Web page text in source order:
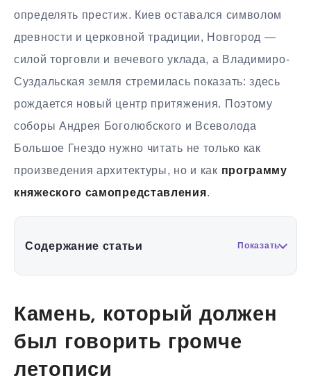
определять престиж. Киев оставался символом
древности и церковной традиции, Новгород —
силой торговли и вечевого уклада, а Владимиро-
Суздальская земля стремилась показать: здесь
рождается новый центр притяжения. Поэтому
соборы Андрея Боголюбского и Всеволода
Большое Гнездо нужно читать не только как
произведения архитектуры, но и как программу
княжеского самопредставления.
Содержание статьи Показать
Камень, который должен
был говорить громче
летописи